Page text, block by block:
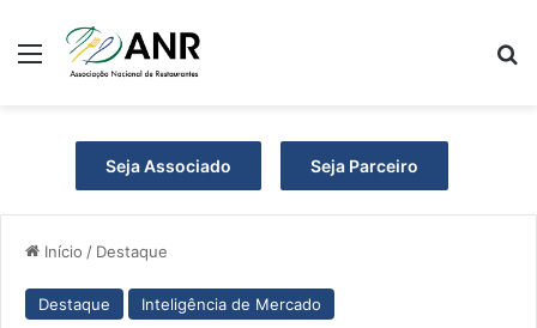
Menu
Seja Associado Seja Parceiro
Início / Destaque
Destaque Inteligência de Mercado